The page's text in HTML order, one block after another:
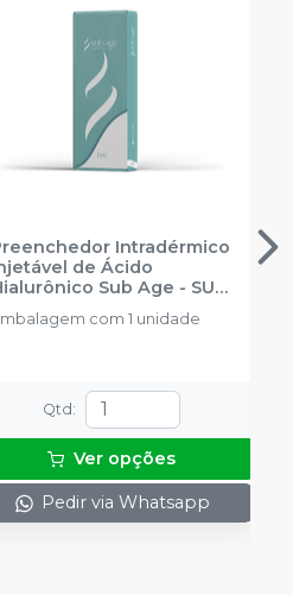
Intradérmico
de Ácido
Sub Age - SUB
com 1 unidade
Qtd :
Ver opções
Pedir via Whatsapp